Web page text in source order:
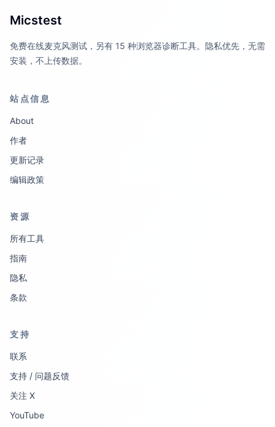
Micstest
免费在线麦克风测试，另有 15 种浏览器诊断工具。隐私优先，无需
安装，不上传数据。
站点信息
About
作者
更新记录
编辑政策
资源
所有工具
指南
隐私
条款
支持
联系
支持 / 问题反馈
关注 X
YouTube